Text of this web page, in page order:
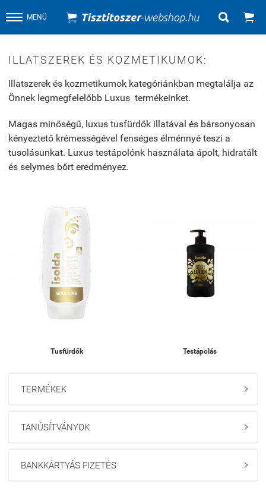
MENÜ  
ILLATSZEREK ÉS KOZMETIKUMOK:
Illatszerek és kozmetikumok kategóriánkban megtalálja az
Önnek legmegfelelőbb Luxus termékeinket.
Magas minőségű, luxus tusfürdők illatával és bársonyosan
kényeztető krémességével fenséges élménnyé teszi a
tusolásunkat. Luxus testápolónk használata ápolt, hidratált
és selymes bőrt eredményez.
Tusfürdők Testápolás
TERMÉKEK 
TANÚSÍTVÁNYOK 
BANKKÁRTYÁS FIZETÉS 